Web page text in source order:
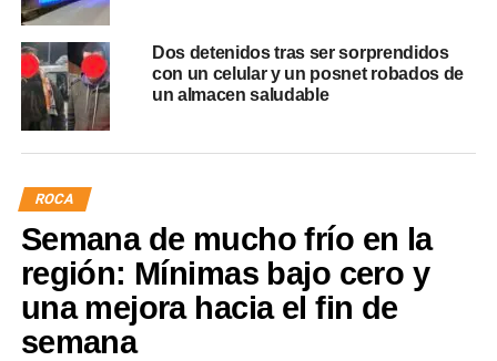
Dos detenidos tras ser sorprendidos
con un celular y un posnet robados de
un almacen saludable
ROCA
Semana de mucho frío en la
región: Mínimas bajo cero y
una mejora hacia el fin de
semana